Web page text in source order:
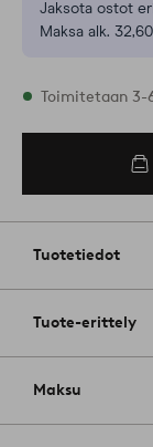
Jaksota ostot
Maksa alk.
Varastossa
Toimitetaan 3-
Tuotetiedot
Tuote-erittely
Maksu